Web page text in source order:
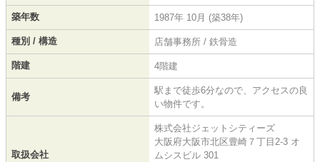
築年数 1987年 10月 (築38年)
種別 / 構造 店舗事務所 / 鉄骨造
階建 4階建
備考
駅まで徒歩6分なので、アクセスの良
い物件です。
取扱会社
株式会社ジェットシティーズ
大阪府大阪市北区豊崎７丁目2-3 オ
ムシスビル 301